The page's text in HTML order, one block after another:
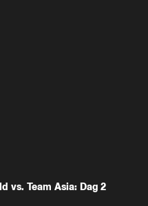
vs. Team Asia: Dag 2